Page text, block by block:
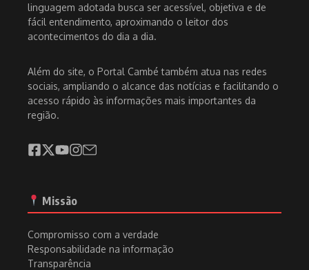
linguagem adotada busca ser acessível, objetiva e de
fácil entendimento, aproximando o leitor dos
acontecimentos do dia a dia.
Além do site, o Portal Cambé também atua nas redes
sociais, ampliando o alcance das notícias e facilitando o
acesso rápido às informações mais importantes da
região.
Missão
Compromisso com a verdade
Responsabilidade na informação
Transparência